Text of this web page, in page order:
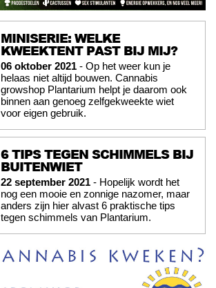
MINISERIE: WELKE
KWEEKTENT PAST BIJ MIJ?
06 oktober 2021 - Op het weer kun je
helaas niet altijd bouwen. Cannabis
growshop Plantarium helpt je daarom ook
binnen aan genoeg zelfgekweekte wiet
voor eigen gebruik.
6 TIPS TEGEN SCHIMMELS BIJ
BUITENWIET
22 september 2021 - Hopelijk wordt het
nog een mooie en zonnige nazomer, maar
anders zijn hier alvast 6 praktische tips
tegen schimmels van Plantarium.